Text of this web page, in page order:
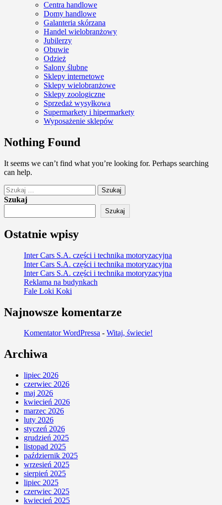
Centra handlowe
Domy handlowe
Galanteria skórzana
Handel wielobranżowy
Jubilerzy
Obuwie
Odzież
Salony ślubne
Sklepy internetowe
Sklepy wielobranżowe
Sklepy zoologiczne
Sprzedaż wysyłkowa
Supermarkety i hipermarkety
Wyposażenie sklepów
Nothing Found
It seems we can’t find what you’re looking for. Perhaps searching
can help.
Szukaj:
Szukaj
Szukaj
Ostatnie wpisy
Inter Cars S.A. części i technika motoryzacyjna
Inter Cars S.A. części i technika motoryzacyjna
Inter Cars S.A. części i technika motoryzacyjna
Reklama na budynkach
Fale Loki Koki
Najnowsze komentarze
Komentator WordPressa - Witaj, świecie!
Archiwa
lipiec 2026
czerwiec 2026
maj 2026
kwiecień 2026
marzec 2026
luty 2026
styczeń 2026
grudzień 2025
listopad 2025
październik 2025
wrzesień 2025
sierpień 2025
lipiec 2025
czerwiec 2025
kwiecień 2025